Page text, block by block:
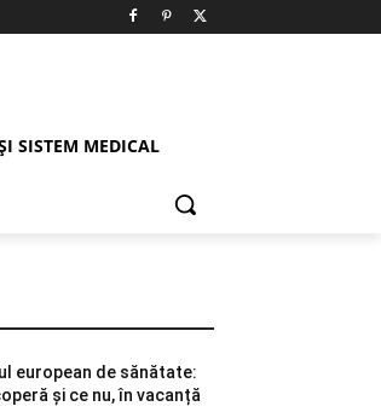
SISTEM MEDICAL
european de sănătate:
și ce nu, în vacanță